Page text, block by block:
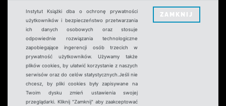
Instytut Książki dba o ochronę prywatności
użytkowników i bezpieczeństwo przetwarzania
ich danych osobowych oraz stosuje
odpowiednie rozwiązania technologiczne
zapobiegające ingerencji osób trzecich w
prywatność użytkowników. Używamy także
plików cookies, by ułatwić korzystanie z naszych
serwisów oraz do celów statystycznych.Jeśli nie
chcesz, by pliki cookies były zapisywane na
Twoim dysku zmień ustawienia swojej
przeglądarki. Kliknij "Zamknij" aby zaakceptować
ZAMKNIJ